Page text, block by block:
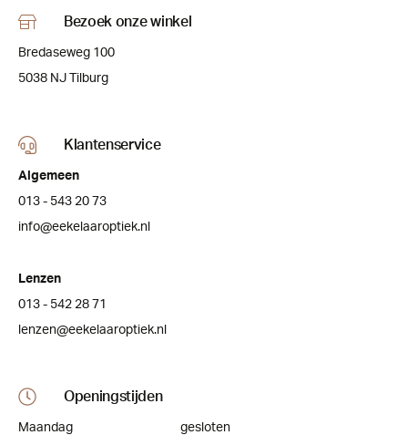
Bezoek onze winkel
Bredaseweg 100
5038 NJ Tilburg
Klantenservice
Algemeen
013 - 543 20 73
info@eekelaaroptiek.nl
Lenzen
013 - 542 28 71
lenzen@eekelaaroptiek.nl
Openingstijden
Maandag
gesloten